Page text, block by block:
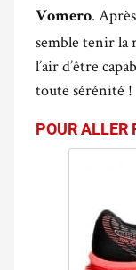
Vomero.
semble tenir la
l’air d’être
toute sérénité !
POUR ALLER